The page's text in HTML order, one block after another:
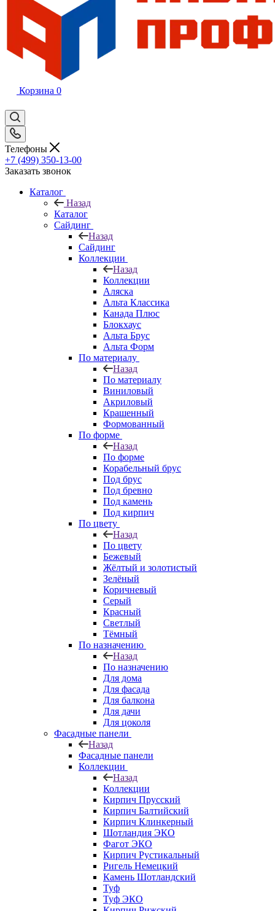
Корзина 0
Телефоны
+7 (499) 350-13-00
Заказать звонок
Каталог
Назад
Каталог
Сайдинг
Назад
Сайдинг
Коллекции
Назад
Коллекции
Аляска
Альта Классика
Канада Плюс
Блокхаус
Альта Брус
Альта Форм
По материалу
Назад
По материалу
Виниловый
Акриловый
Крашенный
Формованный
По форме
Назад
По форме
Корабельный брус
Под брус
Под бревно
Под камень
Под кирпич
По цвету
Назад
По цвету
Бежевый
Жёлтый и золотистый
Зелёный
Коричневый
Серый
Красный
Светлый
Тёмный
По назначению
Назад
По назначению
Для дома
Для фасада
Для балкона
Для дачи
Для цоколя
Фасадные панели
Назад
Фасадные панели
Коллекции
Назад
Коллекции
Кирпич Прусский
Кирпич Балтийский
Кирпич Клинкерный
Шотландия ЭКО
Фагот ЭКО
Кирпич Рустикальный
Ригель Немецкий
Камень Шотландский
Туф
Туф ЭКО